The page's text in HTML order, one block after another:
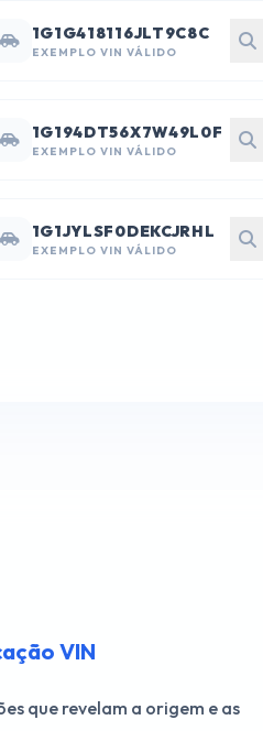
1G1G418116JLT9C8C
EXEMPLO VIN VÁLIDO
1G194DT56X7W49L0F
EXEMPLO VIN VÁLIDO
1G1JYLSF0DEKCJRHL
EXEMPLO VIN VÁLIDO
VIN
que revelam a origem e as